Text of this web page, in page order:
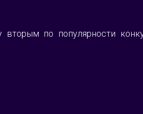
по популярности